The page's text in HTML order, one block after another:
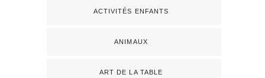
ACTIVITÉS ENFANTS
ANIMAUX
ART DE LA TABLE